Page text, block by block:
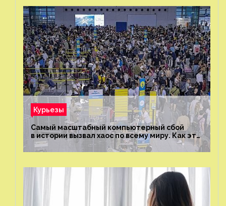
Курьезы
Самый масштабный компьютерный сбой
в истории вызвал хаос по всему миру. Как это
было?